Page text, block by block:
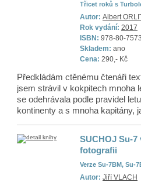
Třicet roků s
Autor: Albert
Rok vydání: 2017
ISBN: 978-80-
Skladem: ano
Cena: 290,- Kč
Předkládám ctěnému čtenáři
jsem strávil v kokpitech mnoha
se odehrávala podle pravidel
kontinenty a s mnoha kapitány,
SUCHOJ Su-
fotografii
Verze Su-7BM, Su-
Autor: Jiří VLACH